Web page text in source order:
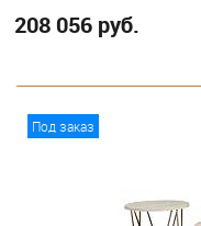
208 056 руб.
Под заказ